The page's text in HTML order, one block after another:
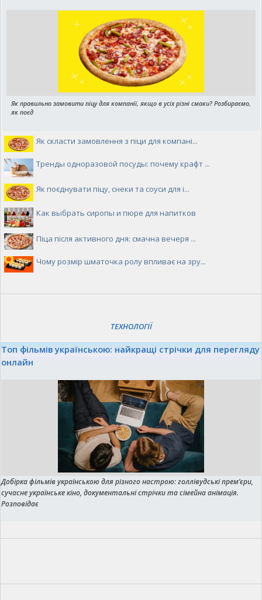
Як правильно замовити піцу для компанії, якщо в усіх різні смаки? Розбираємо,
як поєд
Як скласти замовлення з піци для компані...
Тренды одноразовой посуды: почему крафт ...
Як поєднувати піцу, снеки та соуси для і...
Как выбрать сиропы и пюре для напитков
Піца після активного дня: смачна вечеря ...
Чому розмір шматочка ролу впливає на зру...
ТЕХНОЛОГІЇ
Топ фільмів українською: найкращі стрічки для перегляду
онлайн
Добірка фільмів українською для різного настрою: голлівудські прем’єри,
сучасне українське кіно, документальні стрічки та сімейна анімація.
Розповідає